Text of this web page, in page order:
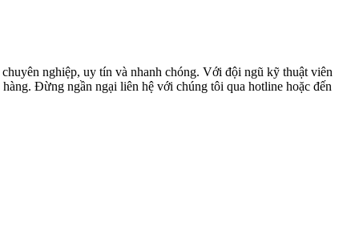
nghiệp, uy tín và nhanh chóng. Với đội ngũ kỹ thuật viên
Đừng ngần ngại liên hệ với chúng tôi qua hotline hoặc đến